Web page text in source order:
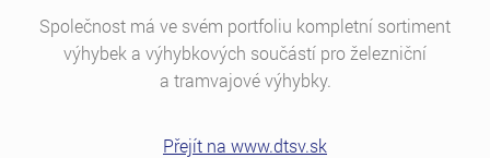
Společnost má ve svém portfoliu kompletní sortiment
výhybek a výhybkových součástí pro železniční
a tramvajové výhybky.
Přejít na www.dtsv.sk